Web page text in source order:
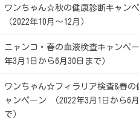
ワンちゃん☆秋の健康診断キャン
（2022年10月～12月）
ニャンコ・春の血液検査キャンペ
年3月1日から6月30日まで）
ワンちゃん☆フィラリア検査&春の
ャンペーン （2022年3月1日から6
で）